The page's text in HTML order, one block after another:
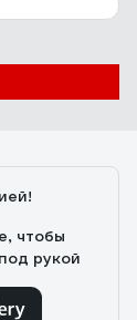
чтобы
рукой